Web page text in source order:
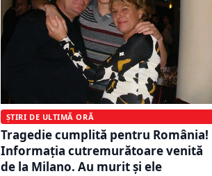
ȘTIRI DE ULTIMĂ ORĂ
Tragedie cumplită pentru România!
Informația cutremurătoare venită
de la Milano. Au murit și ele